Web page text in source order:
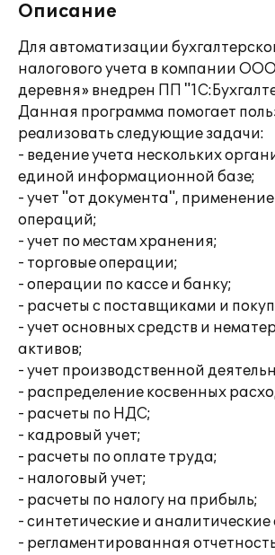
Описание
Для автоматизации
налогового учета в компании
деревня» внедрен ПП
Данная программа помогает
реализовать следующие задачи:
- ведение учета нескольких
единой информационной базе;
- учет "от документа",
операций;
- учет по местам хранения;
- торговые операции;
- операции по кассе и банку;
- расчеты с поставщиками и
- учет основных средств и
активов;
- учет производственной
- распределение косвенных
- расчеты по НДС;
- кадровый учет;
- расчеты по оплате труда;
- налоговый учет;
- расчеты по налогу на прибыль;
- синтетические и аналитические
- регламентированная